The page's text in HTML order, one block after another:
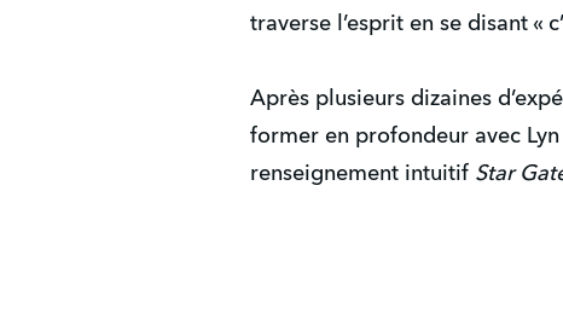
traverse l’esprit en se disant «
Après plusieurs dizaines
former en profondeur avec
renseignement intuitif Star